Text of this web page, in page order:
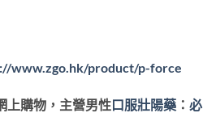
www.zgo.hk/product/p-force
上購物 ，主營男性口服壯陽藥 ： 必